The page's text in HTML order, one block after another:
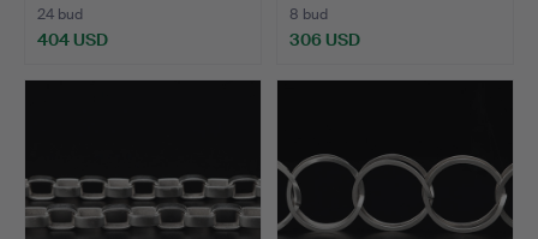
24 bud
404 USD
8 bud
306 USD